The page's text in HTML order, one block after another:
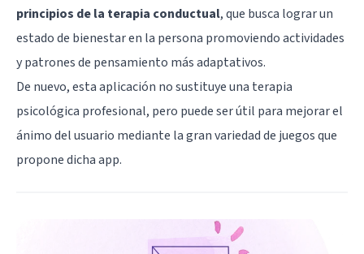
principios de la terapia conductual, que busca lograr un
estado de bienestar en la persona promoviendo actividades
y patrones de pensamiento más adaptativos.
De nuevo, esta aplicación no sustituye una terapia
psicológica profesional, pero puede ser útil para mejorar el
ánimo del usuario mediante la gran variedad de juegos que
propone dicha app.